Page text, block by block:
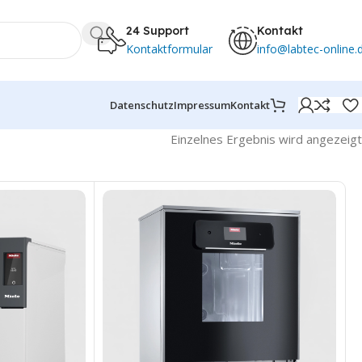
24 Support
Kontaktformular
Kontakt
info@labtec-
DatenschutzImpressumKontakt
Einzelnes Ergebnis wird angezeigt